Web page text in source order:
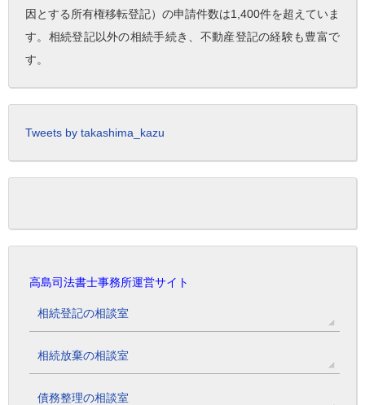
因とする所有権移転登記）の申請件数は1,400件を超えていま
す。相続登記以外の相続手続き、不動産登記の経験も豊富で
す。
Tweets by takashima_kazu
高島司法書士事務所運営サイト
相続登記の相談室
相続放棄の相談室
債務整理の相談室